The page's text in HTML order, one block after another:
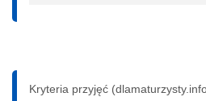
Kryteria przyjęć